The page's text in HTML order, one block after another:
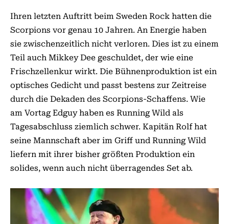
Ihren letzten Auftritt beim Sweden Rock hatten die
Scorpions vor genau 10 Jahren. An Energie haben
sie zwischenzeitlich nicht verloren. Dies ist zu einem
Teil auch Mikkey Dee geschuldet, der wie eine
Frischzellenkur wirkt. Die Bühnenproduktion ist ein
optisches Gedicht und passt bestens zur Zeitreise
durch die Dekaden des Scorpions-Schaffens. Wie
am Vortag Edguy haben es Running Wild als
Tagesabschluss ziemlich schwer. Kapitän Rolf hat
seine Mannschaft aber im Griff und Running Wild
liefern mit ihrer bisher größten Produktion ein
solides, wenn auch nicht überragendes Set ab.